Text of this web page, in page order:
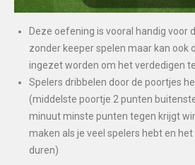
Deze oefening is vooral handig voor
zonder keeper spelen maar kan ook
ingezet worden om het verdedigen
Spelers dribbelen door de poortjes
(middelste poortje 2 punten
minuut minste punten tegen krijgt
maken als je veel spelers hebt en
duren)